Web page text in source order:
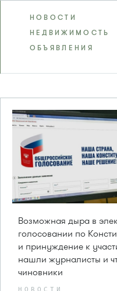
НОВОСТИ
НЕДВИЖИМОСТЬ
ОБЪЯВЛЕНИЯ
Возможная дыра в
голосовании по
и принуждение к
нашли журналисты и
чиновники
НОВОСТИ